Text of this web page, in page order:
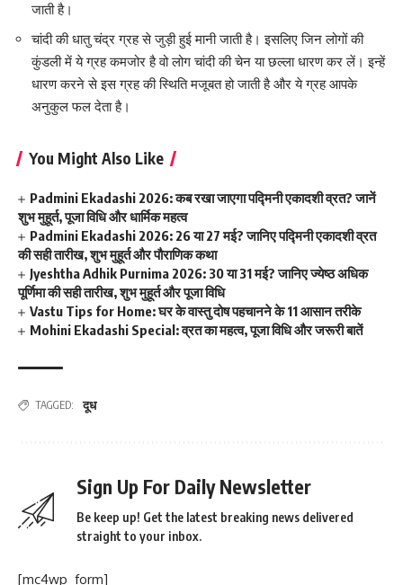
जाती है।
चांदी की धातु चंद्र ग्रह से जुड़ी हुई मानी जाती है। इसलिए जिन लोगों की
कुंडली में ये ग्रह कमजोर है वो लोग चांदी की चेन या छल्ला धारण कर लें। इन्हें
धारण करने से इस ग्रह की स्थिति मजूबत हो जाती है और ये ग्रह आपके
अनुकुल फल देता है।
You Might Also Like
Padmini Ekadashi 2026: कब रखा जाएगा पद्मिनी एकादशी व्रत? जानें
शुभ मुहूर्त, पूजा विधि और धार्मिक महत्व
Padmini Ekadashi 2026: 26 या 27 मई? जानिए पद्मिनी एकादशी व्रत
की सही तारीख, शुभ मुहूर्त और पौराणिक कथा
Jyeshtha Adhik Purnima 2026: 30 या 31 मई? जानिए ज्येष्ठ अधिक
पूर्णिमा की सही तारीख, शुभ मुहूर्त और पूजा विधि
Vastu Tips for Home: घर के वास्तु दोष पहचानने के 11 आसान तरीके
Mohini Ekadashi Special: व्रत का महत्व, पूजा विधि और जरूरी बातें
TAGGED: दूध
Sign Up For Daily Newsletter
Be keep up! Get the latest breaking news delivered
straight to your inbox.
[mc4wp_form]